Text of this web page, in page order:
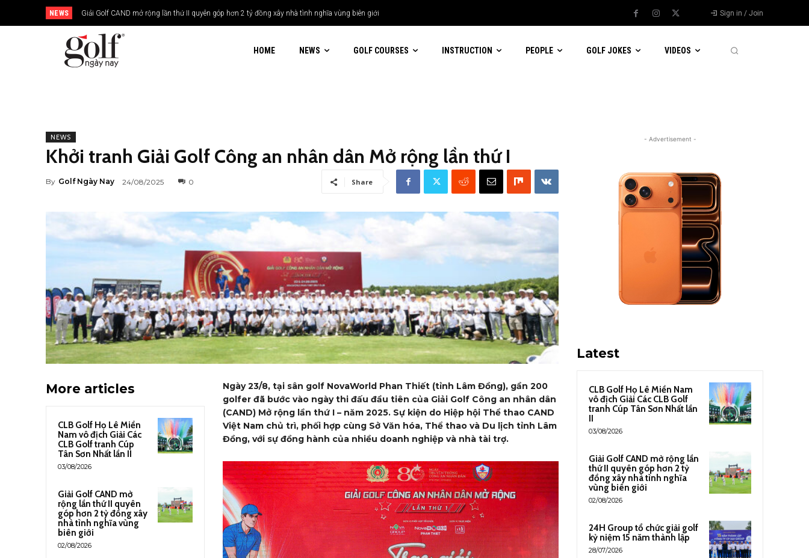
NEWS Giải Golf CAND mở rộng lần thứ II quyên góp hơn 2 tỷ đồng xây nhà tình nghĩa vùng biên giới
24H Group tổ chức giải golf kỷ niệm 15 năm thành lập Sign in / Join
HOME NEWS GOLF COURSES INSTRUCTION PEOPLE GOLF JOKES VIDEOS
NEWS
Khởi tranh Giải Golf Công an nhân dân Mở rộng lần thứ I
By Golf Ngày Nay 24/08/2025 0 Share
More articles
CLB Golf Họ Lê Miền
Nam vô địch Giải Các
CLB Golf tranh Cúp
Tân Sơn Nhất lần II
03/08/2026
Giải Golf CAND mở
rộng lần thứ II quyên
góp hơn 2 tỷ đồng xây
nhà tình nghĩa vùng
biên giới
02/08/2026
Ngày 23/8, tại sân golf NovaWorld Phan Thiết (tỉnh Lâm Đồng), gần 200
golfer đã bước vào ngày thi đấu đầu tiên của Giải Golf Công an nhân dân
(CAND) Mở rộng lần thứ I – năm 2025. Sự kiện do Hiệp hội Thể thao CAND
Việt Nam chủ trì, phối hợp cùng Sở Văn hóa, Thể thao và Du lịch tỉnh Lâm
Đồng, với sự đồng hành của nhiều doanh nghiệp và nhà tài trợ.
- Advertisement -
Latest
CLB Golf Họ Lê Miền Nam
vô địch Giải Các CLB Golf
tranh Cúp Tân Sơn Nhất lần
II
03/08/2026
Giải Golf CAND mở rộng lần
thứ II quyên góp hơn 2 tỷ
đồng xây nhà tình nghĩa
vùng biên giới
02/08/2026
24H Group tổ chức giải golf
kỷ niệm 15 năm thành lập
28/07/2026